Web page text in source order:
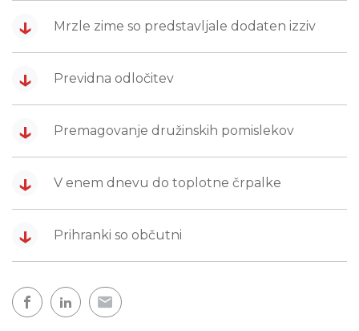
↓ Mrzle zime so predstavljale dodaten izziv
↓ Previdna odločitev
↓ Premagovanje družinskih pomislekov
↓ V enem dnevu do toplotne črpalke
↓ Prihranki so občutni